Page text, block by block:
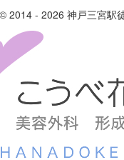
2014 - 2026 神戸三宮駅